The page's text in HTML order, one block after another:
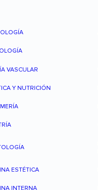
VASCULAR
Y NUTRICIÓN
ESTÉTICA
INTERNA